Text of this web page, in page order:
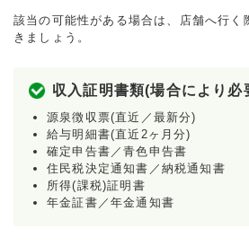
該当の可能性がある場合は、店舗へ行く
きましょう。
収入証明書類(場合により必
源泉徴収票(直近／最新分)
給与明細書(直近2ヶ月分)
確定申告書／青色申告書
住民税決定通知書／納税通知書
所得(課税)証明書
年金証書／年金通知書